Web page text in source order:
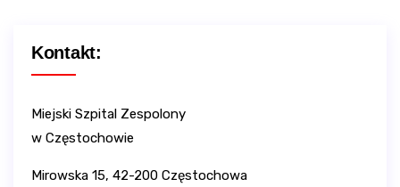
Kontakt:
Miejski Szpital Zespolony
w Częstochowie
Mirowska 15, 42-200 Częstochowa